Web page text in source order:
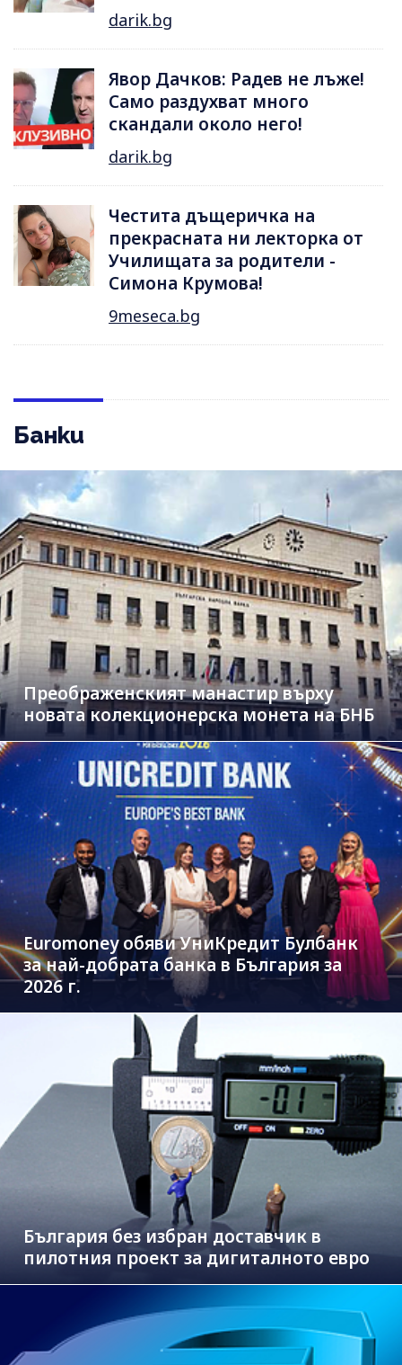
darik.bg
Явор Дачков: Радев не лъже!
Само раздухват много
скандали около него!
darik.bg
Честита дъщеричка на
прекрасната ни лекторка от
Училищата за родители -
Симона Крумова!
9meseca.bg
Банки
Преображенският манастир върху
новата колекционерска монета на БНБ
Euromoney обяви УниКредит Булбанк
за най-добрата банка в България за
2026 г.
България без избран доставчик в
пилотния проект за дигиталното евро